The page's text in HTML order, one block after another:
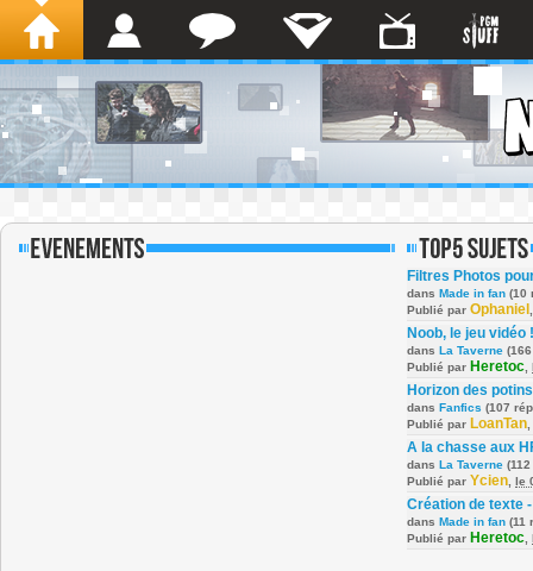
Filtres Photos
dans Made in fan (10
Publié par Ophaniel
Noob, le jeu vidéo !
dans La Taverne
Publié par Heretoc
Horizon des potins
dans Fanfics (107
Publié par LoanTan
A la chasse aux
dans La Taverne
Publié par Ycien le
Création de texte
dans Made in fan (11
Publié par Heretoc